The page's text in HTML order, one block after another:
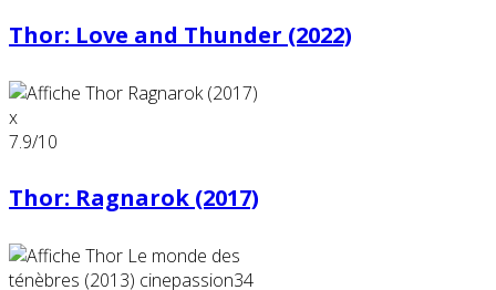
Thor: Love and Thunder (2022)
x
7.9/10
Thor: Ragnarok (2017)